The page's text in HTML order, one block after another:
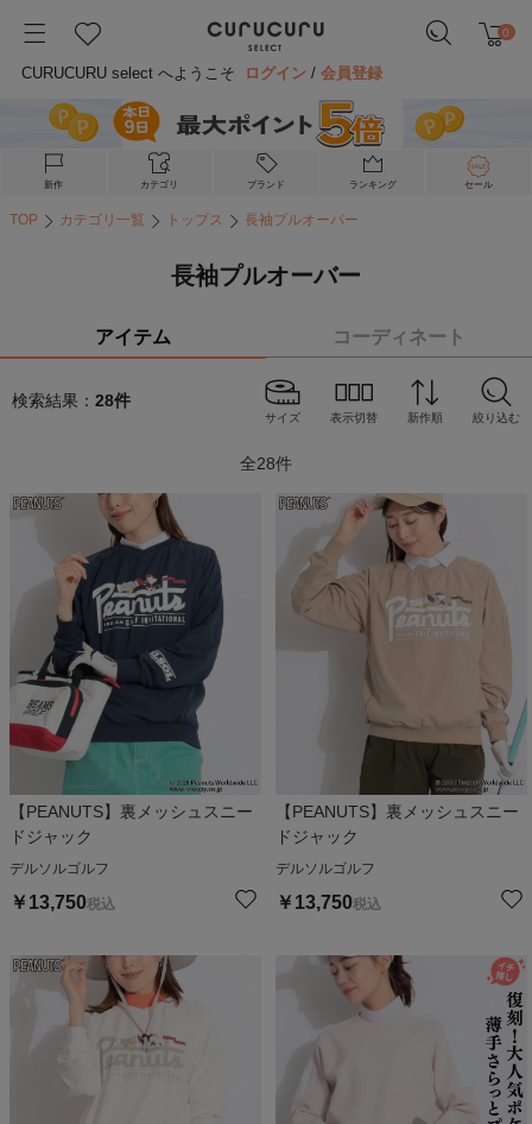
0
CURUCURU select へようこそ ログイン /会員登録
新作 カテゴリ ブランド ランキング セール
TOP カテゴリ一覧 トップス 長袖プルオーバー
長袖プルオーバー
アイテム コーディネート
検索結果： 28件
サイズ 表示切替 新作順 絞り込む
全28件
【PEANUTS】裏メッシュスニー
ドジャック
デルソルゴルフ
￥ 13,750税込
【PEANUTS】裏メッシュスニー
ドジャック
デルソルゴルフ
￥ 13,750税込